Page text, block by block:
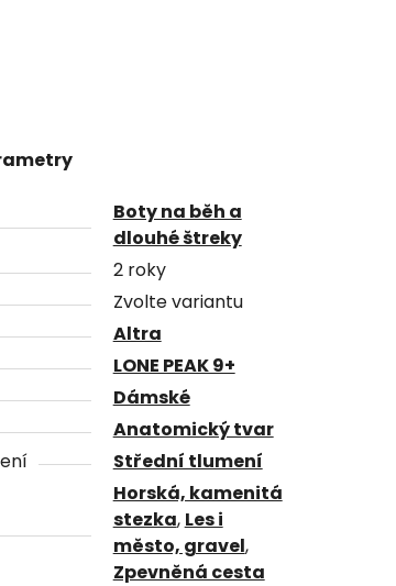
Boty na běh a
dlouhé štreky
2 roky
Zvolte variantu
Altra
LONE PEAK 9+
Dámské
Anatomický tvar
Střední tlumení
Horská, kamenitá
stezka, Les i
město, gravel,
Zpevněná cesta